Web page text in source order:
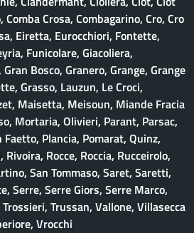
Crosa, Combagarino, Cro, Cro
Eiretta, Eurocchiori, Fontette,
Funicolare, Giacoliera,
Bosco, Granero, Grange, Grange
Grasso, Lauzun, Le Croci,
Maisetta, Meisoun, Miande Fracia
Mortaria, Olivieri, Parant, Parsac,
Faetto, Plancia, Pomarat, Quinz,
Rocce, Roccia, Rucceirolo,
San Tommaso, Saret, Saretti,
Serre, Serre Giors, Serre Marco,
Trussan, Vallone, Villasecca
Vrocchi